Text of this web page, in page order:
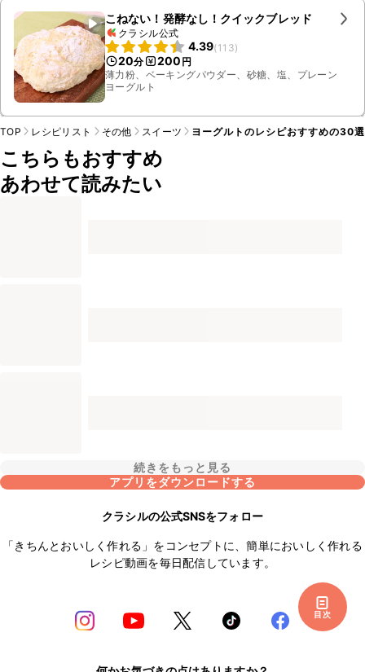
こねない！発酵なし！クイックブレッド
クラシル公式
4.39(113)
20分 200 円
薄力粉、ベーキングパウダー、砂糖、塩、プレーン
ヨーグルト
目次
TOP レシピリスト その他 スイーツ ヨーグルトのレシピおすすめの30
こちらもおすすめ
あわせて読みたい
続きをもっと見る
アプリをダウンロードする
クラシルの公式SNSをフォロー
「きちんとおいしく作れる」をコンセプトに、簡単においしく作れる
レシピ動画を毎日配信しています。